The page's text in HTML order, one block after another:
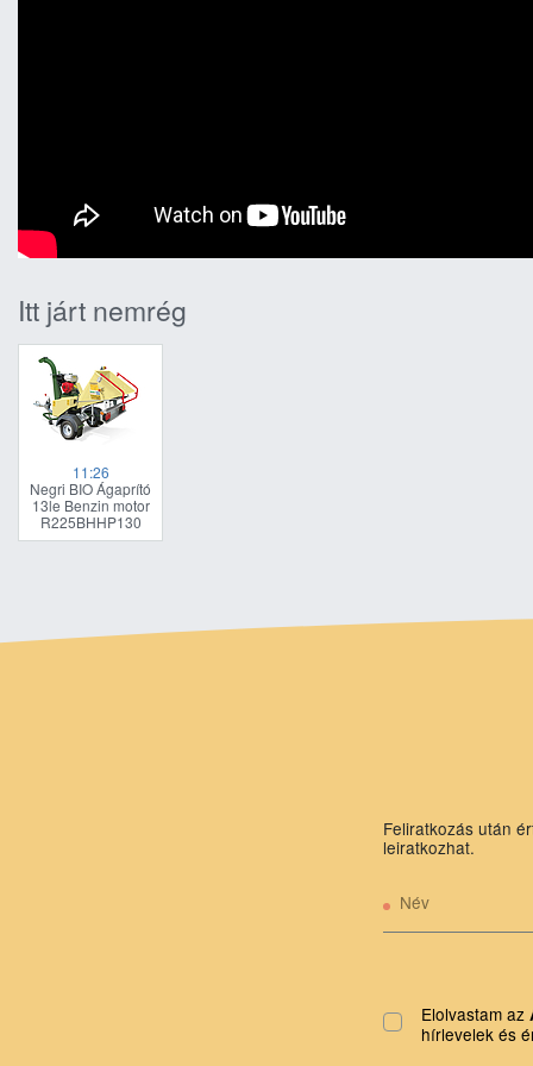
Itt járt nemrég
11:26
Negri BIO Ágaprító
13le Benzin motor
R225BHHP130
Feliratkozás után
leiratkozhat.
Név
Elolvastam az
hírlevelek és